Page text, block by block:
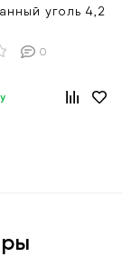
уголь 4,2
0